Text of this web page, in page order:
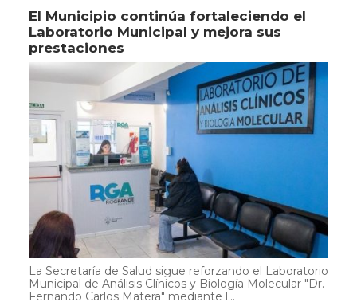
El Municipio continúa fortaleciendo el
Laboratorio Municipal y mejora sus
prestaciones
La Secretaría de Salud sigue reforzando el Laboratorio
Municipal de Análisis Clínicos y Biología Molecular "Dr.
Fernando Carlos Matera" mediante l...